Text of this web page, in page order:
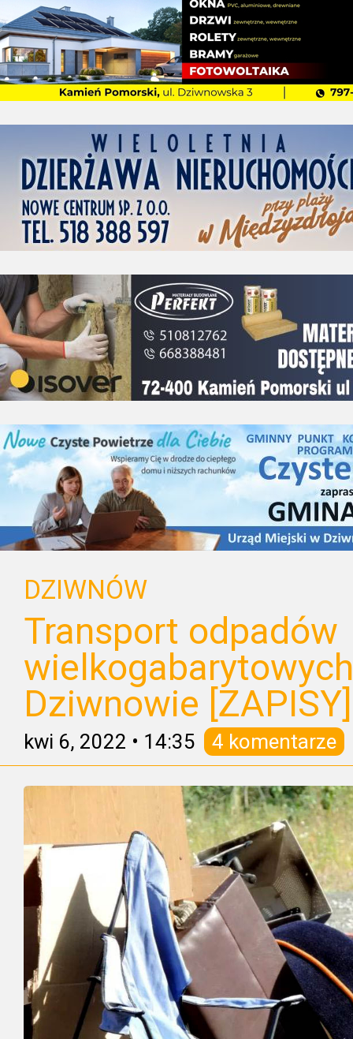
DZIWNÓW
Transport odpadów
Dziwnowie [ZAPISY]
kwi 6, 2022 • 14:35 4 komentarze